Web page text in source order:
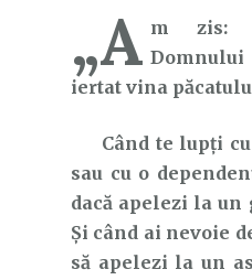
„A m zis:
Domnului
iertat vina
Când te lupți cu
sau cu o
dacă apelezi la
Și când ai nevoie
să apelezi la un